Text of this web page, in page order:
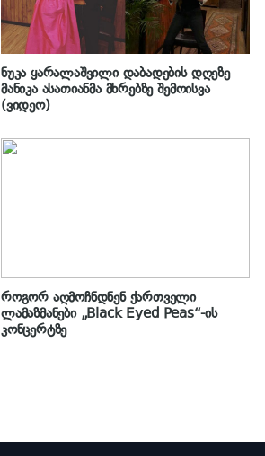
ნუკა ყარალაშვილი დაბადების დღეზე
მანიკა ასათიანმა მხრებზე შემოისვა
(ვიდეო)
როგორ აღმოჩნდნენ ქართველი
ლამაზმანები „Black Eyed Peas“-ის
კონცერტზე